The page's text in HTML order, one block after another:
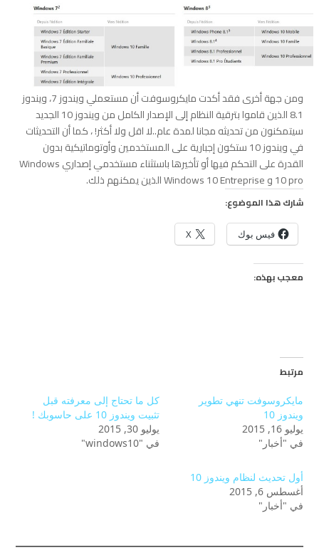
ومن جهة أخرى فقد أكدت مايكروسوفت أن مستعملي ويندوز 7، ويندوز
8.1 الذين قاموا بترقية النظام إلى الإصدار الكامل من ويندوز 10 الجديد
سيتمكنون من تحديثه مجانا لمدة عام..لا اقل ولا أكثر! ، كما أن التحديثات
في ويندوز 10 ستكون إجبارية على المستخدمين وأوتوماتيكية بدون
القدرة على التحكم فيها أو تأخيرها باستثناء مستخدمي إصداري Windows
10 pro و Windows 10 Entreprise الذين يمكنهم ذلك.
شارك هذا الموضوع:
فيس بوك X
معجب بهذه:
مرتبط
مايكروسوفت تنهي تطوير
ويندوز 10
يوليو 16, 2015
في "أخبار"
كل ما تحتاج إلى معرفته قبل
تثبيت ويندوز 10 على حاسوبك !
يوليو 30, 2015
في "windows10"
أول تحديث لنظام ويندوز 10
أغسطس 6, 2015
في "أخبار"